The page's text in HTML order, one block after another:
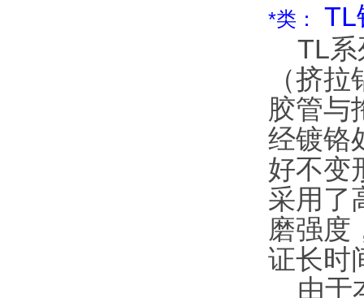
*类：
TL
TL系
（挤
胶管与
经镀铬
好不变
采用了
磨强度
证长时
由于